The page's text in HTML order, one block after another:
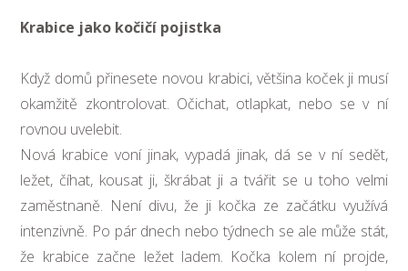
Krabice jako kočičí pojistka
Když domů přinesete novou krabici, většina koček ji musí
okamžitě zkontrolovat. Očichat, otlapkat, nebo se v ní
rovnou uvelebit.
Nová krabice voní jinak, vypadá jinak, dá se v ní sedět,
ležet, číhat, kousat ji, škrábat ji a tvářit se u toho velmi
zaměstnaně. Není divu, že ji kočka ze začátku využívá
intenzivně. Po pár dnech nebo týdnech se ale může stát,
že krabice začne ležet ladem. Kočka kolem ní projde,